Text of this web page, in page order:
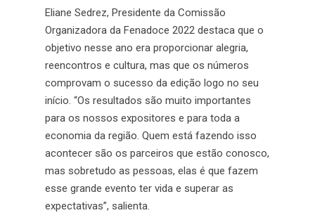
Eliane Sedrez, Presidente da Comissão
Organizadora da Fenadoce 2022 destaca que o
objetivo nesse ano era proporcionar alegria,
reencontros e cultura, mas que os números
comprovam o sucesso da edição logo no seu
início. “Os resultados são muito importantes
para os nossos expositores e para toda a
economia da região. Quem está fazendo isso
acontecer são os parceiros que estão conosco,
mas sobretudo as pessoas, elas é que fazem
esse grande evento ter vida e superar as
expectativas”, salienta.